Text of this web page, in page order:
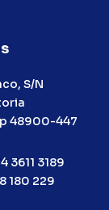
S/N
48900-447
3611 3189
180 229